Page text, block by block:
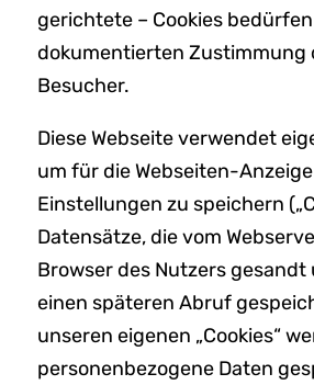
gerichtete – Cookies
dokumentierten Zustimmung
Besucher.
Diese Webseite verwendet
um für die Webseiten-
Einstellungen zu speichern
Datensätze, die vom
Browser des Nutzers
einen späteren Abruf
unseren eigenen „Cookies“
personenbezogene Daten